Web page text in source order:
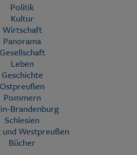
Politik
Kultur
Wirtschaft
Panorama
Gesellschaft
Leben
Geschichte
Ostpreußen
Pommern
Brandenburg
Schlesien
und Westpreußen
Bücher